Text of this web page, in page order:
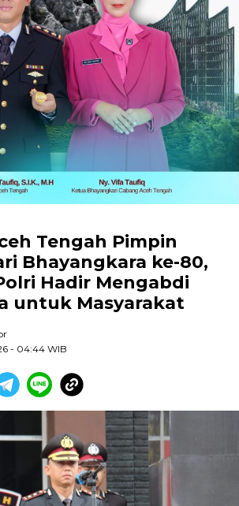
Tengah Pimpin
Bhayangkara ke-80,
Hadir Mengabdi
untuk Masyarakat
- 04:44 WIB